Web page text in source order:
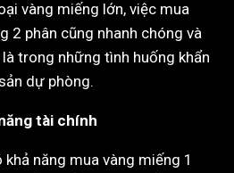
vàng miếng lớn, việc mua
2 phân cũng nhanh chóng và
trong những tình huống khẩn
dự phòng.
tài chính
năng mua vàng miếng 1